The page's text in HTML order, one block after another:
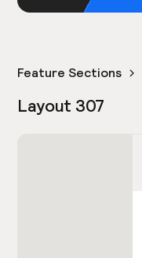
Feature Sections
Layout 307